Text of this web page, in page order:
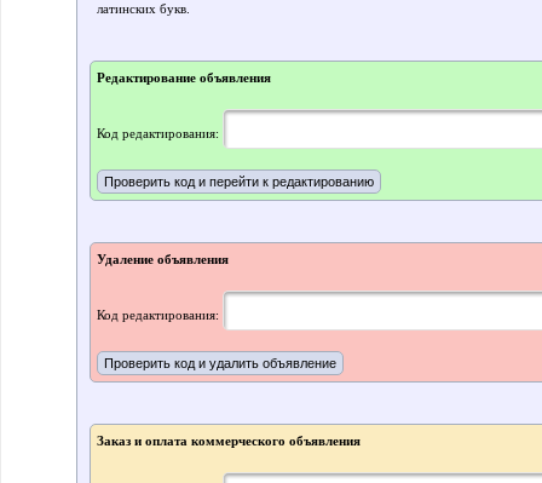
латинских букв.
Редактирование объявления
Код редактирования:
Удаление объявления
Код редактирования:
Заказ и оплата коммерческого объявления